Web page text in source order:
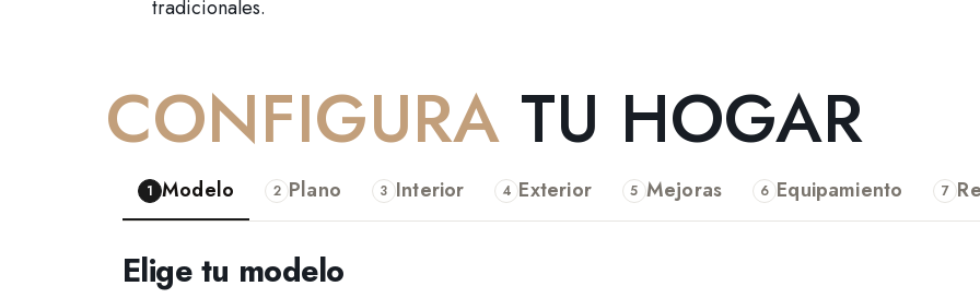
tradicionales.
CONFIGURA TU HOGAR
1 Modelo 2 Plano 3 Interior 4 Exterior 5 Mejoras 6 Equipamiento 7
Elige tu modelo